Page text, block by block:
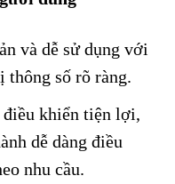
và dễ sử dụng với
thông số rõ ràng.
khiển tiện lợi,
dễ dàng điều
nhu cầu.